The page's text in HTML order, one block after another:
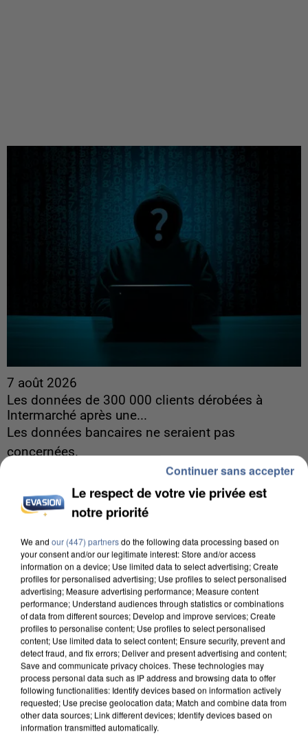
7 août 2026
Les données de 300 000 clients dérobées à
Intermarché après une...
Les données bancaires ne seraient pas
concernées.
7 août 2026
Un second cadre de la DZ Mafia interpellé en
Algérie
Le respect de votre vie privée est
notre priorité
We and our (447) partnersdo the following data processing based on
your consent and/or our legitimate interest: Store and/or access
information on a device; Use limited data to select advertising; Create
profiles for personalised advertising; Use profiles to select personalised
advertising; Measure advertising performance; Measure content
performance; Understand audiences through statistics or combinations
of data from different sources; Develop and improve services; Create
profiles to personalise content; Use profiles to select personalised
content; Use limited data to select content; Ensure security, prevent and
detect fraud, and fix errors; Deliver and present advertising and content;
Save and communicate privacy choices. These technologies may
process personal data such as IP address and browsing data to offer
following functionalities: Identify devices based on information actively
requested; Use precise geolocation data; Match and combine data from
other data sources; Link different devices; Identify devices based on
information transmitted automatically.
Continuer sans accepter